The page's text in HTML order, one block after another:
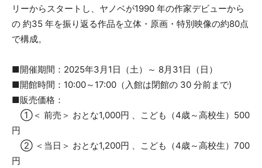
リーからスタートし、ヤノベが1990 年の作家デビューから
の 約35 年を振り返る作品を立体・原画・特別映像の約80点
で構成。
■開催期間：2025年3月1日（土）～ 8月31日（日）
■開館時間：10:00～17:00（入館は閉館の 30 分前まで)
■販売価格：
①＜ 前売＞ おとな1,000円 、こども（4歳～高校生）500
円
② ＜当日＞ おとな1,200円 、こども（4歳～高校生）700
円